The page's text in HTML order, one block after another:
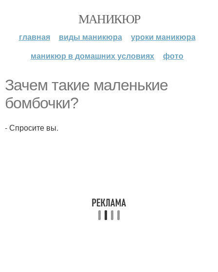
МАНИКЮР
главная виды маникюра
уроки маникюра
маникюр в домашних условиях
фото
Зачем такие маленькие
бомбочки?
- Спросите вы.